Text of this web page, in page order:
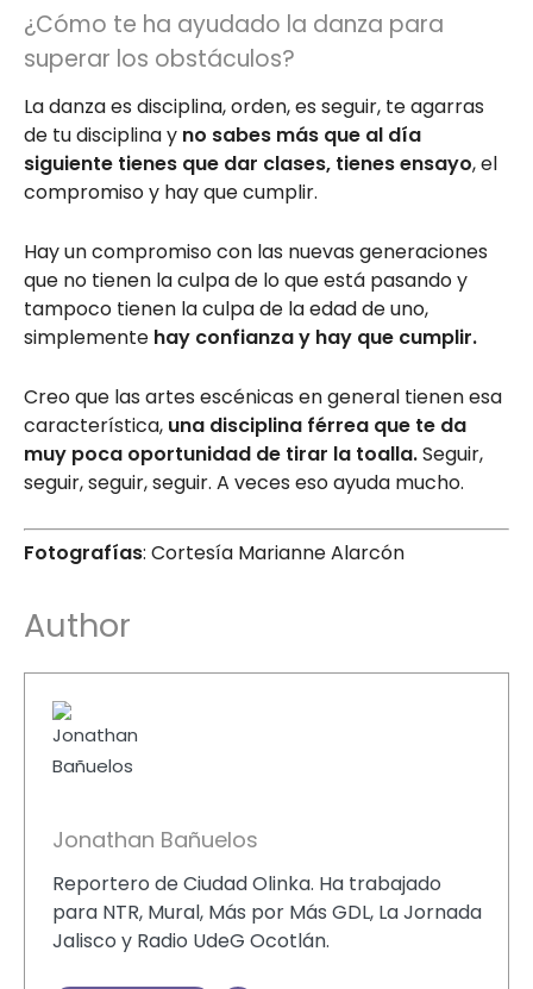
¿Cómo te ha ayudado la danza para
superar los obstáculos?
La danza es disciplina, orden, es seguir, te agarras
de tu disciplina y no sabes más que al día
siguiente tienes que dar clases, tienes ensayo, el
compromiso y hay que cumplir.
Hay un compromiso con las nuevas generaciones
que no tienen la culpa de lo que está pasando y
tampoco tienen la culpa de la edad de uno,
simplemente hay confianza y hay que cumplir.
Creo que las artes escénicas en general tienen esa
característica, una disciplina férrea que te da
muy poca oportunidad de tirar la toalla.Seguir,
seguir, seguir, seguir. A veces eso ayuda mucho.
Fotografías: Cortesía Marianne Alarcón
Author
Jonathan Bañuelos
Reportero de Ciudad Olinka. Ha trabajado
para NTR, Mural, Más por Más GDL, La Jornada
Jalisco y Radio UdeG Ocotlán.